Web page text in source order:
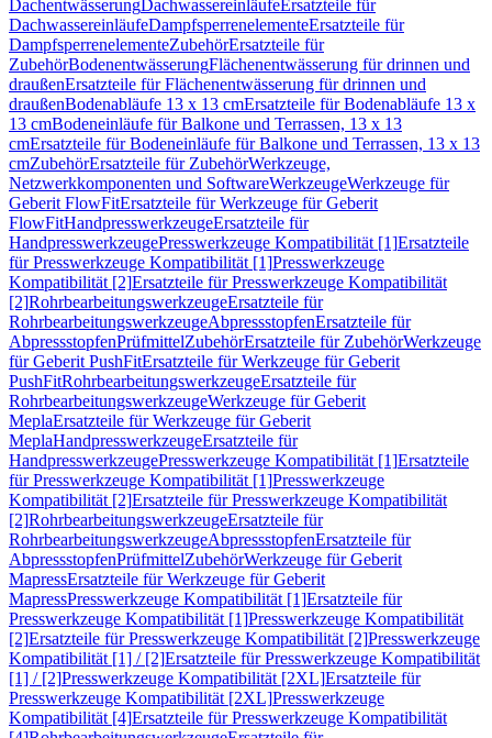
DachentwässerungDachwassereinläufeErsatzteile für
DachwassereinläufeDampfsperrenelementeErsatzteile für
DampfsperrenelementeZubehörErsatzteile für
ZubehörBodenentwässerungFlächenentwässerung für drinnen und
draußenErsatzteile für Flächenentwässerung für drinnen und
draußenBodenabläufe 13 x 13 cmErsatzteile für Bodenabläufe 13 x
13 cmBodeneinläufe für Balkone und Terrassen, 13 x 13
cmErsatzteile für Bodeneinläufe für Balkone und Terrassen, 13 x 13
cmZubehörErsatzteile für ZubehörWerkzeuge,
Netzwerkkomponenten und SoftwareWerkzeugeWerkzeuge für
Geberit FlowFitErsatzteile für Werkzeuge für Geberit
FlowFitHandpresswerkzeugeErsatzteile für
HandpresswerkzeugePresswerkzeuge Kompatibilität [1]Ersatzteile
für Presswerkzeuge Kompatibilität [1]Presswerkzeuge
Kompatibilität [2]Ersatzteile für Presswerkzeuge Kompatibilität
[2]RohrbearbeitungswerkzeugeErsatzteile für
RohrbearbeitungswerkzeugeAbpressstopfenErsatzteile für
AbpressstopfenPrüfmittelZubehörErsatzteile für ZubehörWerkzeuge
für Geberit PushFitErsatzteile für Werkzeuge für Geberit
PushFitRohrbearbeitungswerkzeugeErsatzteile für
RohrbearbeitungswerkzeugeWerkzeuge für Geberit
MeplaErsatzteile für Werkzeuge für Geberit
MeplaHandpresswerkzeugeErsatzteile für
HandpresswerkzeugePresswerkzeuge Kompatibilität [1]Ersatzteile
für Presswerkzeuge Kompatibilität [1]Presswerkzeuge
Kompatibilität [2]Ersatzteile für Presswerkzeuge Kompatibilität
[2]RohrbearbeitungswerkzeugeErsatzteile für
RohrbearbeitungswerkzeugeAbpressstopfenErsatzteile für
AbpressstopfenPrüfmittelZubehörWerkzeuge für Geberit
MapressErsatzteile für Werkzeuge für Geberit
MapressPresswerkzeuge Kompatibilität [1]Ersatzteile für
Presswerkzeuge Kompatibilität [1]Presswerkzeuge Kompatibilität
[2]Ersatzteile für Presswerkzeuge Kompatibilität [2]Presswerkzeuge
Kompatibilität [1] / [2]Ersatzteile für Presswerkzeuge Kompatibilität
[1] / [2]Presswerkzeuge Kompatibilität [2XL]Ersatzteile für
Presswerkzeuge Kompatibilität [2XL]Presswerkzeuge
Kompatibilität [4]Ersatzteile für Presswerkzeuge Kompatibilität